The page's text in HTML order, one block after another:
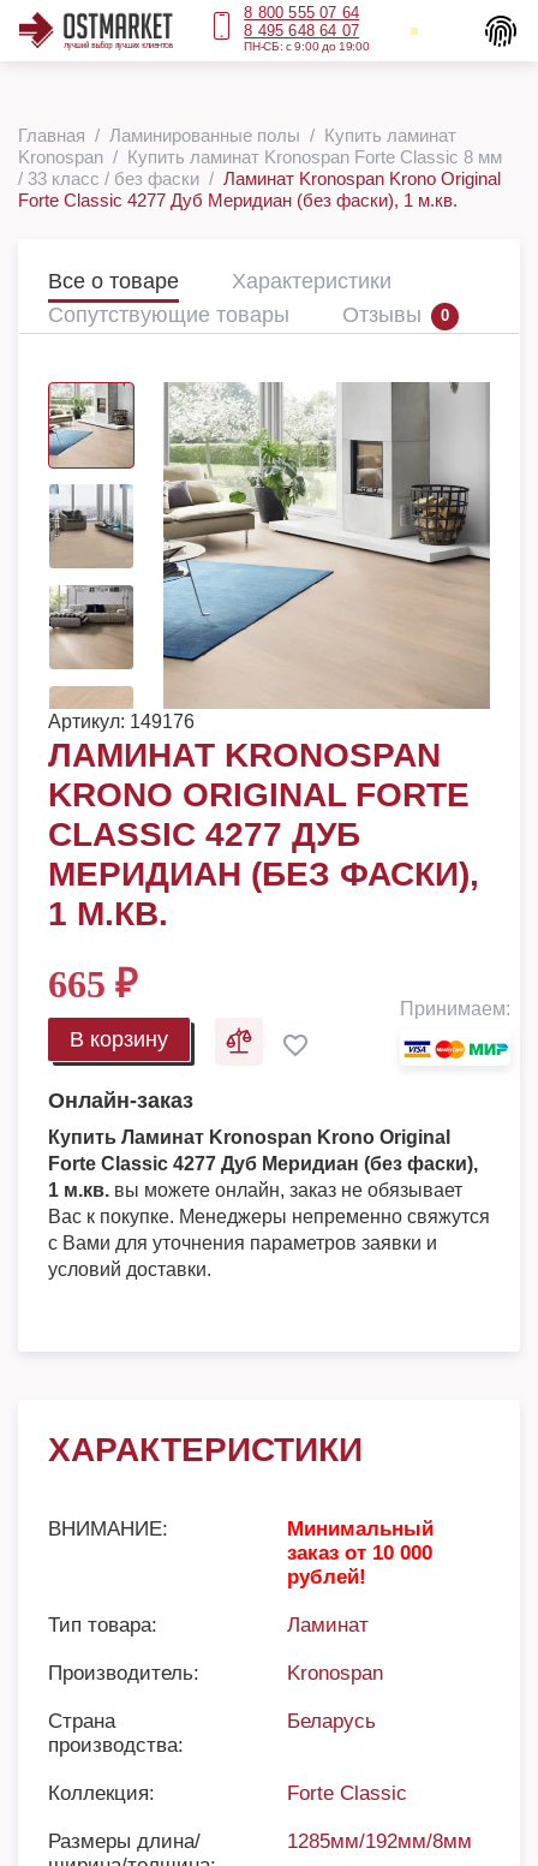
8 800 555 07 64
8 495 648 64 07
ПН-СБ: с 9:00 до 19:00
Главная Ламинированные полы
Купить ламинат
Kronospan
Купить ламинат Kronospan Forte Classic 8 мм
/ 33 класс / без фаски
Ламинат Kronospan Krono Original
Forte Classic 4277 Дуб Меридиан (без фаски), 1 м.кв.
Все о товаре
Характеристики
Сопутствующие товары
Отзывы 0
Артикул: 149176
ЛАМИНАТ KRONOSPAN
KRONO ORIGINAL FORTE
CLASSIC 4277 ДУБ
МЕРИДИАН (БЕЗ ФАСКИ),
1 М.КВ.
665 ₽
В корзину
Принимаем:
Онлайн-заказ
Купить Ламинат Kronospan Krono Original
Forte Classic 4277 Дуб Меридиан (без фаски),
1 м.кв. вы можете онлайн, заказ не обязывает
Вас к покупке. Менеджеры непременно свяжутся
с Вами для уточнения параметров заявки и
условий доставки.
ХАРАКТЕРИСТИКИ
ВНИМАНИЕ:
Минимальный
заказ от 10 000
рублей!
Тип товара: Ламинат
Производитель: Kronospan
Страна
производства:
Беларусь
Коллекция: Forte Classic
Размеры длина/
1285мм/192мм/8мм